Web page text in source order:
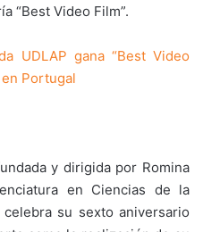
“Best Video Film”.
UDLAP gana “Best Video
en Portugal
y dirigida por Romina
en Ciencias de la
su sexto aniversario